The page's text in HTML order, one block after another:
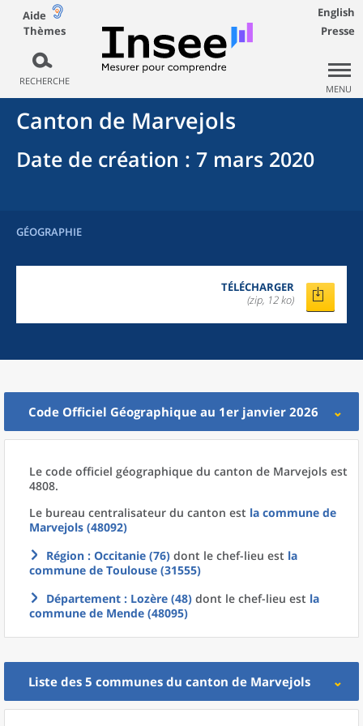
Aide
Thèmes
RECHERCHE
English
Presse
MENU
Canton de Marvejols
Date de création : 7 mars 2020
GÉOGRAPHIE
TÉLÉCHARGER
(zip, 12 ko)
Code Officiel Géographique au 1er janvier 2026
Le code officiel géographique du canton de Marvejols est
4808.
Le bureau centralisateur du canton est la commune de
Marvejols (48092)
Région : Occitanie (76) dont le chef-lieu est la
commune de Toulouse (31555)
Département : Lozère (48) dont le chef-lieu est la
commune de Mende (48095)
Liste des 5 communes du canton de Marvejols